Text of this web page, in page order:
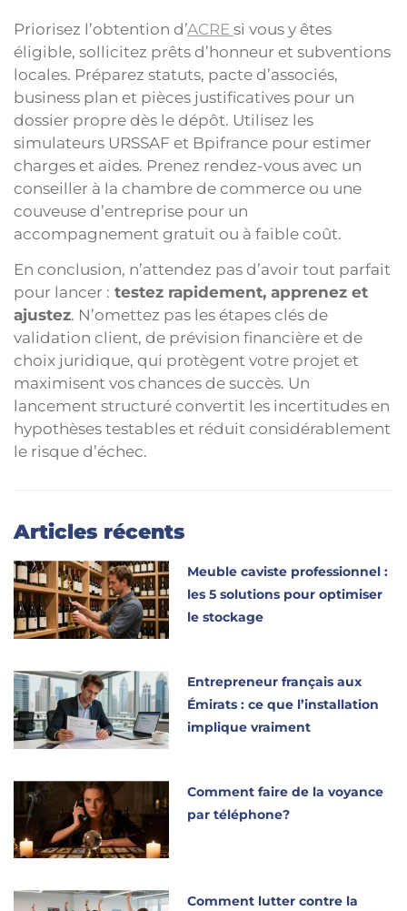
Priorisez l’obtention d’ACRE si vous y êtes
éligible, sollicitez prêts d’honneur et subventions
locales. Préparez statuts, pacte d’associés,
business plan et pièces justificatives pour un
dossier propre dès le dépôt. Utilisez les
simulateurs URSSAF et Bpifrance pour estimer
charges et aides. Prenez rendez-vous avec un
conseiller à la chambre de commerce ou une
couveuse d’entreprise pour un
accompagnement gratuit ou à faible coût.
En conclusion, n’attendez pas d’avoir tout parfait
pour lancer : testez rapidement, apprenez et
ajustez. N’omettez pas les étapes clés de
validation client, de prévision financière et de
choix juridique, qui protègent votre projet et
maximisent vos chances de succès. Un
lancement structuré convertit les incertitudes en
hypothèses testables et réduit considérablement
le risque d’échec.
Articles récents
Meuble caviste professionnel :
les 5 solutions pour optimiser
le stockage
Entrepreneur français aux
Émirats : ce que l’installation
implique vraiment
Comment faire de la voyance
par téléphone?
Comment lutter contre la